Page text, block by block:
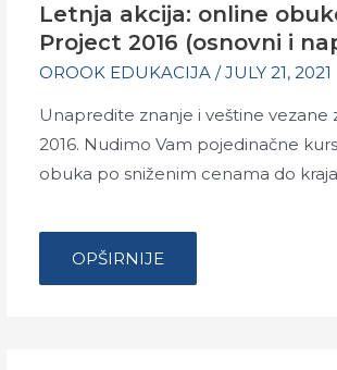
Letnja akcija: online
Project 2016 (osnovni i
OROOK EDUKACIJA /JULY 21, 2021
Unapredite znanje i veštine vezane
2016. Nudimo Vam pojedinačne
obuka po sniženim cenama do
…
LETNJA
AKCIJA:
ONLINE
OPŠIRNIJE